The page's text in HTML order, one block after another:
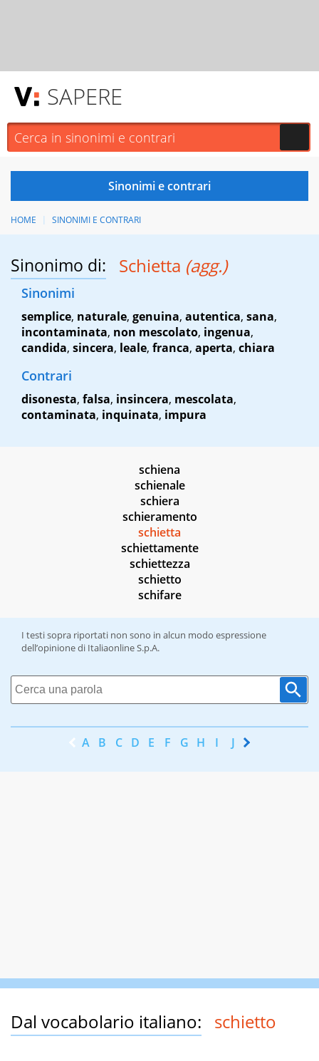
SAPERE
HOME SINONIMI E CONTRARI
Sinonimo di: Schietta (agg.)
Sinonimi
semplice, naturale, genuina, autentica, sana,
incontaminata, non mescolato, ingenua,
candida, sincera, leale, franca, aperta, chiara
Contrari
disonesta, falsa, insincera, mescolata,
contaminata, inquinata, impura
schiena
schienale
schiera
schieramento
schietta
schiettamente
schiettezza
schietto
schifare
I testi sopra riportati non sono in alcun modo espressione
dell’opinione di Italiaonline S.p.A.
A B C D E F G H I J K
Dal vocabolario italiano: schietto